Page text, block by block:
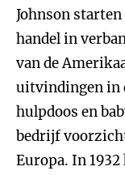
Johnson
handel in
van de
uitvindingen in
hulpdoos en
bedrijf
Europa. In 1932